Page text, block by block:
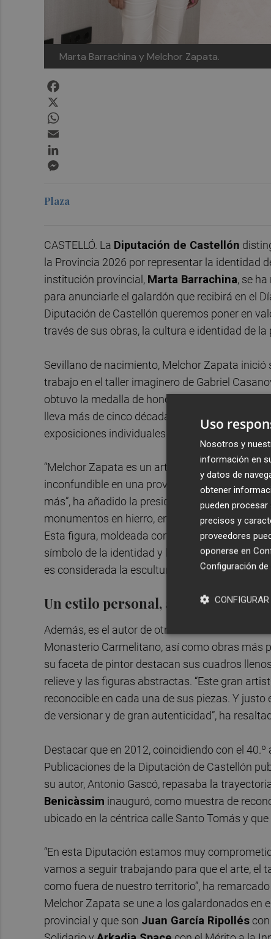
Marta Barrachina y Melchor Zapata.
Plaza
CASTELLÓ. La Diputación de Castellón
la Provincia 2026 por representar la identidad
institución provincial, Marta Barrachina, se
para anunciarle el galardón que recibirá en el
Diputación de Castellón queremos poner en
través de sus obras, la cultura e identidad de
Sevillano de nacimiento, Melchor Zapata
trabajo en el taller imaginero de Gabriel
obtuvo la medalla de honor en dibujo y pintura.
lleva más de cinco décadas desarrollando su
exposiciones individuales en galerías de todo
“Melchor Zapata es un artista único que ha
inconfundible en una provincia que lo ha visto
más”, ha añadido la presidenta de la
monumentos en hierro, entre los que
Esta figura, moldeada con motivo del 750
símbolo de la identidad y la mitología de la
es considerada la escultura de hierro más alta
Un estilo personal, auténtico y
Además, es el autor de otras esculturas como
Monasterio Carmelitano, así como obras más
su faceta de pintor destacan sus cuadros
relieve y las figuras abstractas. “Este gran
reconocible en cada una de sus piezas. Y
de versionar y de gran autenticidad”, ha
Destacar que en 2012, coincidiendo con el
Publicaciones de la Diputación de Castellón
su autor, Antonio Gascó, repasaba la
Benicàssim inauguró, como muestra de
ubicado en la céntrica calle Santo Tomás y
“En esta Diputación estamos muy
vamos a seguir trabajando para que el arte, el
como fuera de nuestro territorio”, ha
Melchor Zapata se une a los galardonados en
provincial y que son Juan García Ripollés
Uso
Nosotros y
información en
y datos de
obtener
pueden
precisos y
proveedores
oponerse en
Configuración
CONFIGURAR